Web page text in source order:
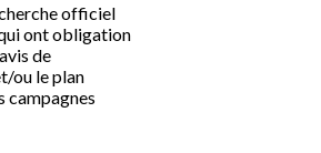
officiel
ont obligation
de
ou le plan
campagnes